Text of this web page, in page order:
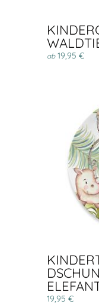
ab19,95 €
19,95 €